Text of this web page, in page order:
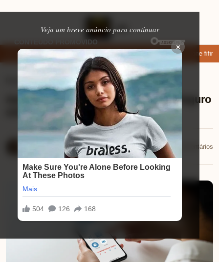
Veja um breve anúncio para continuar
×
apps de namoro que permitem enviar fotos e vídeos Microfone fifine
Ferramentas úteis ⏱ 10 min de leitura
Aprenda a Fazer a Vistoria do Seu Seguro
sem Erros
Mariana Souza
📅 29/09/2025💬 0 comentários